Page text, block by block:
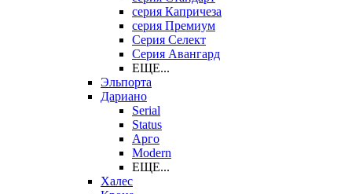
серия Капричеза
серия Премиум
Серия Селект
Серия Авангард
ЕЩЕ...
Эльпорта
Дариано
Serial
Status
Арго
Modern
ЕЩЕ...
Халес